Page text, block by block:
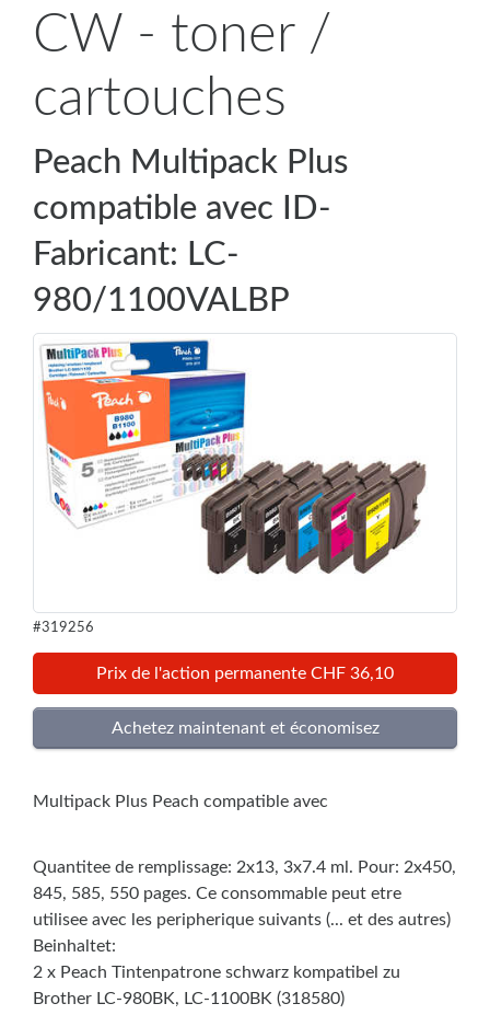
CW - toner /
cartouches
Peach Multipack Plus
compatible avec ID-
Fabricant: LC-
980/1100VALBP
#319256
Prix de l'action permanente CHF 36,10
Multipack Plus Peach compatible avec
Quantitee de remplissage: 2x13, 3x7.4 ml. Pour: 2x450,
845, 585, 550 pages. Ce consommable peut etre
utilisee avec les peripherique suivants (... et des autres)
Beinhaltet:
2 x Peach Tintenpatrone schwarz kompatibel zu
Brother LC-980BK, LC-1100BK (318580)